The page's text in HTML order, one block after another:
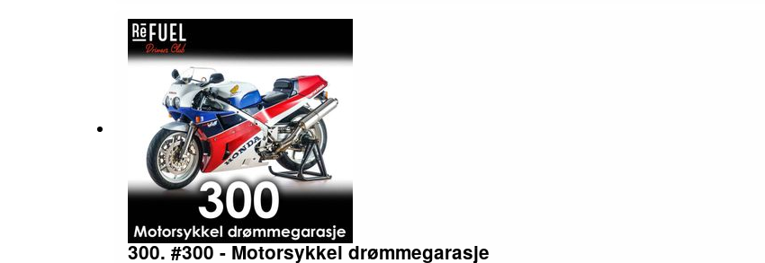
300. #300 - Motorsykkel drømmegarasje